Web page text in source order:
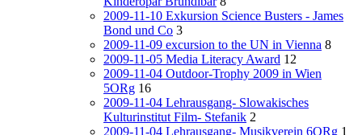
2009-11-10 Exkursion Science Busters - James
Bond und Co 3
2009-11-09 excursion to the UN in Vienna 8
2009-11-05 Media Literacy Award 12
2009-11-04 Outdoor-Trophy 2009 in Wien
5ORg 16
2009-11-04 Lehrausgang- Slowakisches
Kulturinstitut Film- Stefanik 2
2009-11-04 Lehrausgang- Musikverein 6ORg 1